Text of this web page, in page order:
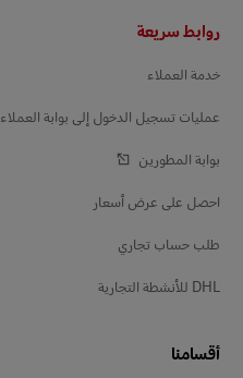
روابط سريعة
خدمة العملاء
عمليات تسجيل الدخول إلى بوابة العملاء
بوابة المطورين
احصل على عرض أسعار
طلب حساب تجاري
DHL للأنشطة التجارية
أقسامنا